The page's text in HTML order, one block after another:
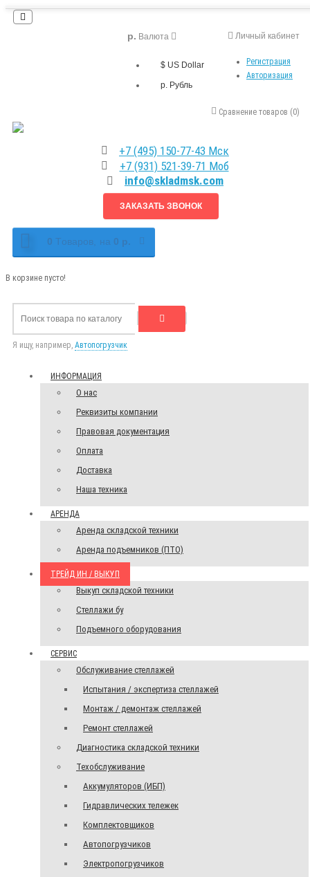
Личный кабинет
Регистрация
Авторизация
р. Валюта
$ US Dollar
р. Рубль
Сравнение товаров (0)
+7 (495) 150-77-43 Мск
+7 (931) 521-39-71 Моб
info@skladmsk.com
ЗАКАЗАТЬ ЗВОНОК
0 Tоваров, на 0 р.
В корзине пусто!
Я ищу, например, Автопогрузчик
ИНФОРМАЦИЯ
О нас
Реквизиты компании
Правовая документация
Оплата
Доставка
Наша техника
АРЕНДА
Аренда складской техники
Аренда подъемников (ПТО)
ТРЕЙД ИН / ВЫКУП
Выкуп складской техники
Стеллажи бу
Подъемного оборудования
СЕРВИС
Обслуживание стеллажей
Испытания / экспертиза стеллажей
Монтаж / демонтаж стеллажей
Ремонт стеллажей
Диагностика складской техники
Техобслуживание
Аккумуляторов (ИБП)
Гидравлических тележек
Комплектовщиков
Автопогрузчиков
Электропогрузчиков